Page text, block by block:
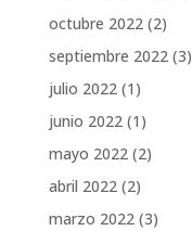
octubre 2022(2)
septiembre 2022(3)
julio 2022(1)
junio 2022(1)
mayo 2022(2)
abril 2022(2)
marzo 2022(3)